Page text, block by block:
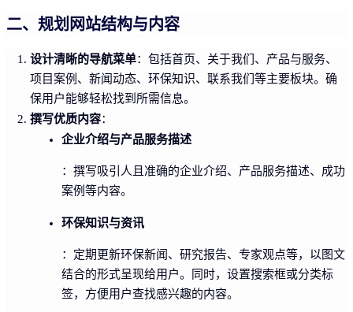
二、规划网站结构与内容
设计清晰的导航菜单：包括首页、关于我们、产品与服务、
项目案例、新闻动态、环保知识、联系我们等主要板块。确
保用户能够轻松找到所需信息。
撰写优质内容：
企业介绍与产品服务描述
：撰写吸引人且准确的企业介绍、产品服务描述、成功
案例等内容。
环保知识与资讯
：定期更新环保新闻、研究报告、专家观点等，以图文
结合的形式呈现给用户。同时，设置搜索框或分类标
签，方便用户查找感兴趣的内容。